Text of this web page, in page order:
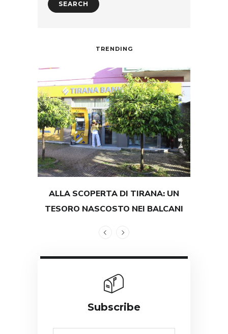
TRENDING
ALLA SCOPERTA DI TIRANA: UN
TESORO NASCOSTO NEI BALCANI
Subscribe